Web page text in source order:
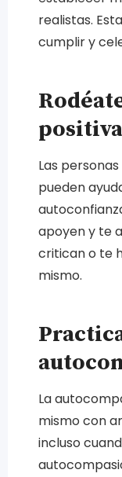
realistas.
cumplir y
Las
pueden
apoyen y te
critican o te
mismo.
La
mismo con
incluso